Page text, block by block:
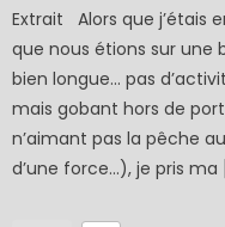
Extrait Alors que j’étais
que nous étions sur une
bien longue… pas
mais gobant hors de
n’aimant pas la pêche
d’une force…), je pris ma